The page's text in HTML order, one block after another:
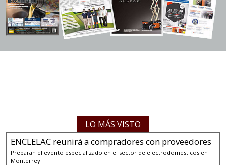
LO MÁS VISTO
ENCLELAC reunirá a compradores con proveedores
Preparan el evento especializado en el sector de electrodomésticos en
Monterrey